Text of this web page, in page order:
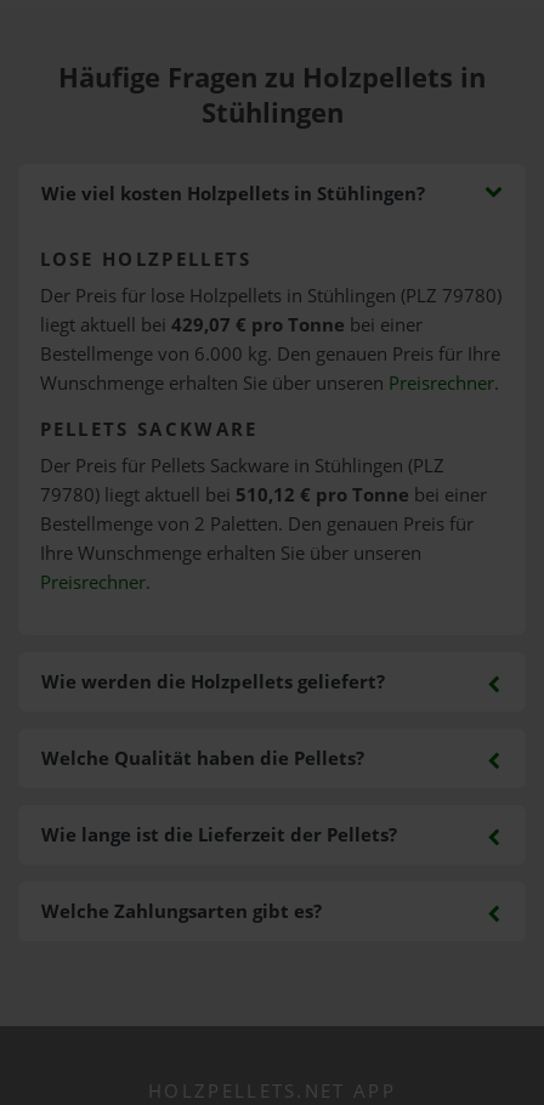
Häufige Fragen zu Holzpellets in
Stühlingen
Wie viel kosten Holzpellets in Stühlingen?
LOSE HOLZPELLETS
Der Preis für lose Holzpellets in Stühlingen (PLZ 79780)
liegt aktuell bei 429,07 € pro Tonne bei einer
Bestellmenge von 6.000 kg. Den genauen Preis für Ihre
Wunschmenge erhalten Sie über unseren Preisrechner.
PELLETS SACKWARE
Der Preis für Pellets Sackware in Stühlingen (PLZ
79780) liegt aktuell bei 510,12 € pro Tonne bei einer
Bestellmenge von 2 Paletten. Den genauen Preis für
Ihre Wunschmenge erhalten Sie über unseren
Preisrechner.
Wie werden die Holzpellets geliefert?
Welche Zahlungsarten gibt es?
Welche Qualität haben die Pellets?
Wie lange ist die Lieferzeit der Pellets?
HOLZPELLETS.NET APP